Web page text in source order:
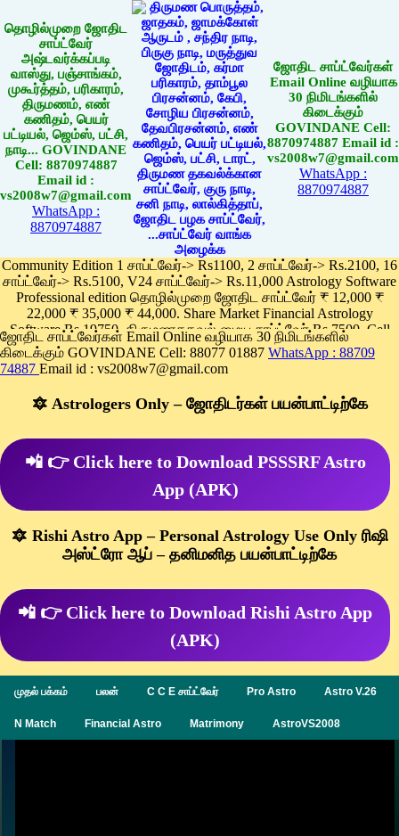
தொழில்முறை ஜோதிட
சாப்ட்வேர்
அஷ்டவர்க்கப்படி
வாஸ்து, பஞ்சாங்கம்,
முகூர்த்தம், பரிகாரம்,
திருமணம், எண்
கணிதம், பெயர்
பட்டியல், ஜெம்ஸ், பட்சி,
நாடி... GOVINDANE
Cell: 8870974887
Email id :
vs2008w7@gmail.com
WhatsApp :
8870974887
ஜோதிட சாப்ட்வேர்கள்
Email Online வழியாக
30 நிமிடங்களில்
கிடைக்கும்
GOVINDANE Cell:
8870974887 Email id :
vs2008w7@gmail.com
WhatsApp :
8870974887
Community Edition 1 சாப்ட்வேர்-> Rs1100, 2 சாப்ட்வேர்-> Rs.2100, 16
சாப்ட்வேர்-> Rs.5100, V24 சாப்ட்வேர்-> Rs.11,000 Astrology Software
Professional edition தொழில்முறை ஜோதிட சாப்ட்வேர் ₹ 12,000 ₹
22,000 ₹ 35,000 ₹ 44,000. Share Market Financial Astrology
Software Rs.19750, திருமணதகவல் மைய சாப்ட்வேர் Rs.7500, Cell
Phone App Rs. 1100
Pay online
ஜோதிட சாப்ட்வேர்கள் Email Online வழியாக 30 நிமிடங்களில்
கிடைக்கும் GOVINDANE Cell: 88077 01887 WhatsApp : 88709
74887 Email id : vs2008w7@gmail.com
🔯 Astrologers Only – ஜோதிடர்கள் பயன்பாட்டிற்கே
📲 👉 Click here to Download PSSSRF Astro
App (APK)
🔯 Rishi Astro App – Personal Astrology Use Only ரிஷி
அஸ்ட்ரோ ஆப் – தனிமனித பயன்பாட்டிற்கே
📲 👉 Click here to Download Rishi Astro App
(APK)
முதல் பக்கம் பலன் C C E சாப்ட்வேர் Pro Astro Astro V.26
N Match Financial Astro Matrimony AstroVS2008